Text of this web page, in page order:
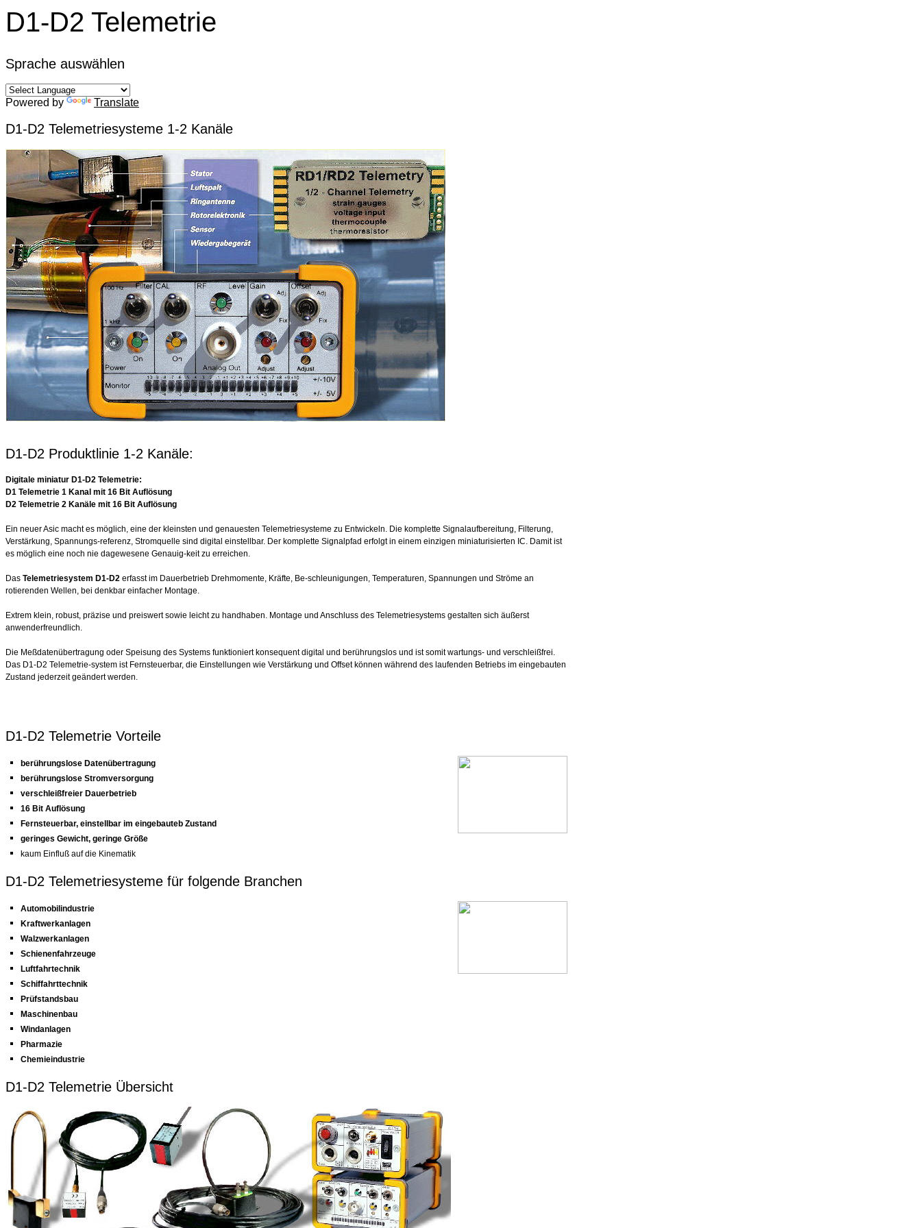
D1-D2 Telemetrie
Sprache auswählen
Powered by Translate
D1-D2 Telemetriesysteme 1-2 Kanäle
D1-D2 Produktlinie 1-2 Kanäle:
Digitale miniatur D1-D2 Telemetrie:
D1 Telemetrie 1 Kanal mit 16 Bit Auflösung
D2 Telemetrie 2 Kanäle mit 16 Bit Auflösung
Ein neuer Asic macht es möglich, eine der kleinsten und genauesten Telemetriesysteme zu Entwickeln. Die komplette Signalaufbereitung, Filterung,
Verstärkung, Spannungs-referenz, Stromquelle sind digital einstellbar. Der komplette Signalpfad erfolgt in einem einzigen miniaturisierten IC. Damit ist
es möglich eine noch nie dagewesene Genauig-keit zu erreichen.
Das Telemetriesystem D1-D2 erfasst im Dauerbetrieb Drehmomente, Kräfte, Be-schleunigungen, Temperaturen, Spannungen und Ströme an
rotierenden Wellen, bei denkbar einfacher Montage.
Extrem klein, robust, präzise und preiswert sowie leicht zu handhaben. Montage und Anschluss des Telemetriesystems gestalten sich äußerst
anwenderfreundlich.
Die Meßdatenübertragung oder Speisung des Systems funktioniert konsequent digital und berührungslos und ist somit wartungs- und verschleißfrei.
Das D1-D2 Telemetrie-system ist Fernsteuerbar, die Einstellungen wie Verstärkung und Offset können während des laufenden Betriebs im eingebauten
Zustand jederzeit geändert werden.
D1-D2 Telemetrie Vorteile
berührungslose Datenübertragung
berührungslose Stromversorgung
verschleißfreier Dauerbetrieb
16 Bit Auflösung
Fernsteuerbar, einstellbar im eingebauteb Zustand
geringes Gewicht, geringe Größe
kaum Einfluß auf die Kinematik
D1-D2 Telemetriesysteme für folgende Branchen
Automobilindustrie
Kraftwerkanlagen
Walzwerkanlagen
Schienenfahrzeuge
Luftfahrtechnik
Schiffahrttechnik
Prüfstandsbau
Maschinenbau
Windanlagen
Pharmazie
Chemieindustrie
D1-D2 Telemetrie Übersicht